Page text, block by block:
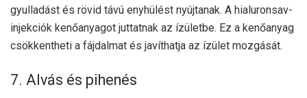
gyulladást és rövid távú enyhülést nyújtanak. A hialuronsav-
injekciók kenőanyagot juttatnak az ízületbe. Ez a kenőanyag
csökkentheti a fájdalmat és javíthatja az ízület mozgását.
7. Alvás és pihenés